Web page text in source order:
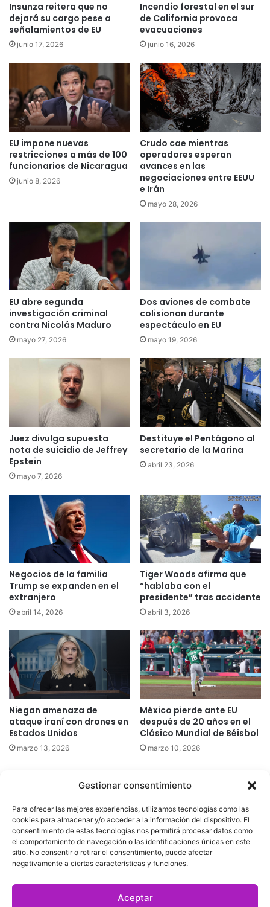
Gestionar consentimiento
Para ofrecer las mejores experiencias, utilizamos tecnologías como las
cookies para almacenar y/o acceder a la información del dispositivo. El
consentimiento de estas tecnologías nos permitirá procesar datos como
el comportamiento de navegación o las identificaciones únicas en este
sitio. No consentir o retirar el consentimiento, puede afectar
negativamente a ciertas características y funciones.
Aceptar
Insunza reitera que no
dejará su cargo pese a
señalamientos de EU
junio 17, 2026
Incendio forestal en el sur
de California provoca
evacuaciones
junio 16, 2026
EU impone nuevas
restricciones a más de 100
funcionarios de Nicaragua
junio 8, 2026
Crudo cae mientras
operadores esperan
avances en las
negociaciones entre EEUU
e Irán
mayo 28, 2026
EU abre segunda
investigación criminal
contra Nicolás Maduro
mayo 27, 2026
Dos aviones de combate
colisionan durante
espectáculo en EU
mayo 19, 2026
Juez divulga supuesta
nota de suicidio de Jeffrey
Epstein
mayo 7, 2026
Destituye el Pentágono al
secretario de la Marina
abril 23, 2026
Negocios de la familia
Trump se expanden en el
extranjero
abril 14, 2026
Tiger Woods afirma que
“hablaba con el
presidente” tras accidente
abril 3, 2026
Niegan amenaza de
ataque iraní con drones en
Estados Unidos
marzo 13, 2026
México pierde ante EU
después de 20 años en el
Clásico Mundial de Béisbol
marzo 10, 2026
derechos reservados
|Aviso de Privacidad|Política de Cookies|Defensoría de la
Audiencia|
Facebook
X YouTube